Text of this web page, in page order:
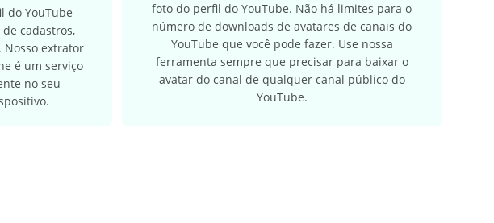
do YouTube
cadastros,
Nosso extrator
é um serviço
no seu
foto do perfil do YouTube. Não há limites para o
número de downloads de avatares de canais do
YouTube que você pode fazer. Use nossa
ferramenta sempre que precisar para baixar o
avatar do canal de qualquer canal público do
YouTube.